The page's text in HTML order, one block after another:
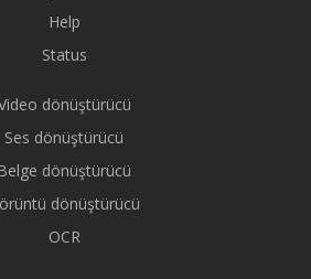
Help
Status
dönüştürücü
Ses dönüştürücü
Belge dönüştürücü
dönüştürücü
OCR